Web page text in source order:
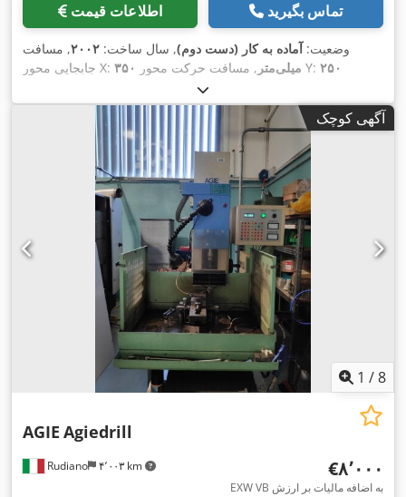
اطلاعات قیمت تماس بگیرید
وضعیت:آماده به کار (دست دوم), سال ساخت: ۲۰۰۲, مسافت
جابجایی محور X:
۳۵۰ میلی‌متر , مسافت حرکت محور Y: ۲۵۰
, مسافت حرکت محور Z:
۰٫۳۳ میلی‌متر
, وزن کل:۳٬۶۰۰ کیلوگرم , تعداد محور:۵, قطر سیم
(حداقل):
آگهی کوچک
1 /8
Rudiano ۴٬۰۰۳ km
AGIE Agiedrill
‎€۸٬۰۰۰
EXW VB به اضافه مالیات بر ارزش